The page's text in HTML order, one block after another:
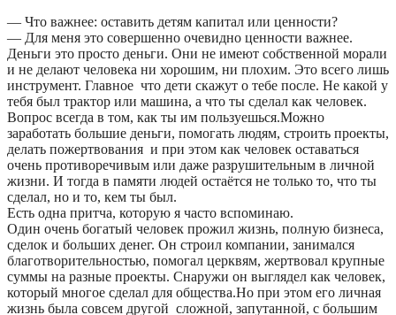
— Что важнее: оставить детям капитал или ценности?
— Для меня это совершенно очевидно ценности важнее.
Деньги это просто деньги. Они не имеют собственной морали
и не делают человека ни хорошим, ни плохим. Это всего лишь
инструмент. Главное что дети скажут о тебе после. Не какой у
тебя был трактор или машина, а что ты сделал как человек.
Вопрос всегда в том, как ты им пользуешься.Можно
заработать большие деньги, помогать людям, строить проекты,
делать пожертвования и при этом как человек оставаться
очень противоречивым или даже разрушительным в личной
жизни. И тогда в памяти людей остаётся не только то, что ты
сделал, но и то, кем ты был.
Есть одна притча, которую я часто вспоминаю.
Один очень богатый человек прожил жизнь, полную бизнеса,
сделок и больших денег. Он строил компании, занимался
благотворительностью, помогал церквям, жертвовал крупные
суммы на разные проекты. Снаружи он выглядел как человек,
который многое сделал для общества.Но при этом его личная
жизнь была совсем другой сложной, запутанной, с большим